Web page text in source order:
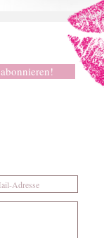
abonnieren!